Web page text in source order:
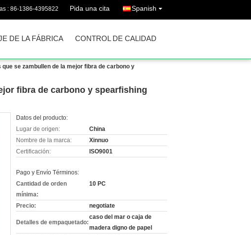
: 86-1386-4395822 Pida una cita Spanish
DE LA FÁBRICA CONTROL DE CALIDAD
se zambullen de la mejor fibra de carbono y
fibra de carbono y spearfishing
Datos del producto:
Lugar de origen:
China
Nombre de la marca:
Xinnuo
Certificación:
ISO9001
Pago y Envío Términos:
Cantidad de orden
mínima:
10 PC
Precio: negotiate
Detalles de empaquetado:
caso del mar o caja de
madera digno de papel